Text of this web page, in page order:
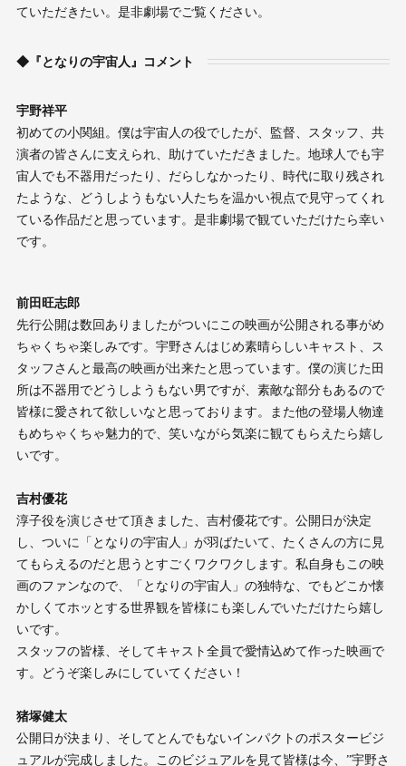
ていただきたい。是非劇場でご覧ください。
◆『となりの宇宙人』コメント
宇野祥平
初めての小関組。僕は宇宙人の役でしたが、監督、スタッフ、共
演者の皆さんに支えられ、助けていただきました。地球人でも宇
宙人でも不器用だったり、だらしなかったり、時代に取り残され
たような、どうしようもない人たちを温かい視点で見守ってくれ
ている作品だと思っています。是非劇場で観ていただけたら幸い
です。
前田旺志郎
先行公開は数回ありましたがついにこの映画が公開される事がめ
ちゃくちゃ楽しみです。宇野さんはじめ素晴らしいキャスト、ス
タッフさんと最高の映画が出来たと思っています。僕の演じた田
所は不器用でどうしようもない男ですが、素敵な部分もあるので
皆様に愛されて欲しいなと思っております。また他の登場人物達
もめちゃくちゃ魅力的で、笑いながら気楽に観てもらえたら嬉し
いです。
吉村優花
淳子役を演じさせて頂きました、吉村優花です。公開日が決定
し、ついに「となりの宇宙人」が羽ばたいて、たくさんの方に見
てもらえるのだと思うとすごくワクワクします。私自身もこの映
画のファンなので、「となりの宇宙人」の独特な、でもどこか懐
かしくてホッとする世界観を皆様にも楽しんでいただけたら嬉し
いです。
スタッフの皆様、そしてキャスト全員で愛情込めて作った映画で
す。どうぞ楽しみにしていてください！
猪塚健太
公開日が決まり、そしてとんでもないインパクトのポスタービジ
ュアルが完成しました。このビジュアルを見て皆様は今、”宇野さ